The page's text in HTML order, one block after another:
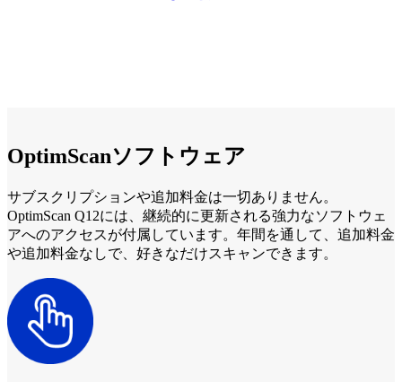
OptimScanソフトウェア
サブスクリプションや追加料金は一切ありません。
OptimScan Q12には、継続的に更新される強力なソフトウェ
アへのアクセスが付属しています。年間を通して、追加料金
や追加料金なしで、好きなだけスキャンできます。